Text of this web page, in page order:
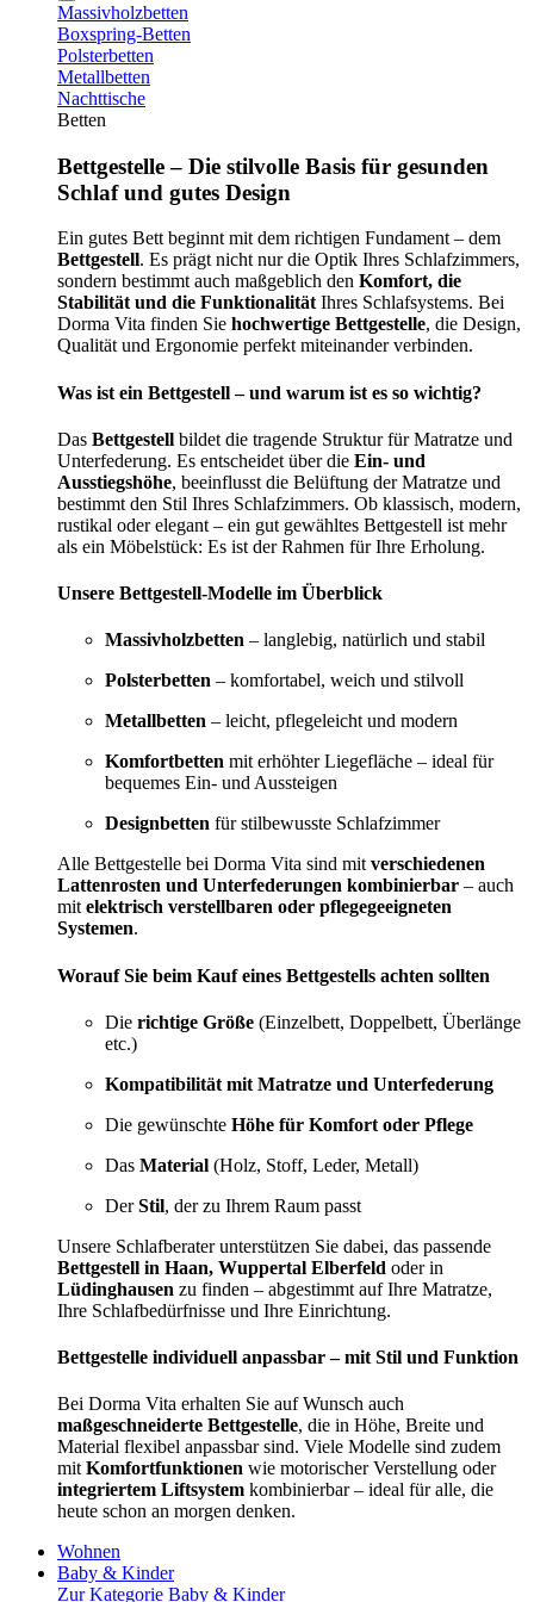
Massivholzbetten
Boxspring-Betten
Polsterbetten
Metallbetten
Nachttische
Betten
Bettgestelle – Die stilvolle Basis für gesunden
Schlaf und gutes Design
Ein gutes Bett beginnt mit dem richtigen Fundament – dem
Bettgestell. Es prägt nicht nur die Optik Ihres Schlafzimmers,
sondern bestimmt auch maßgeblich den Komfort, die
Stabilität und die Funktionalität Ihres Schlafsystems. Bei
Dorma Vita finden Sie hochwertige Bettgestelle, die Design,
Qualität und Ergonomie perfekt miteinander verbinden.
Was ist ein Bettgestell – und warum ist es so wichtig?
Das Bettgestell bildet die tragende Struktur für Matratze und
Unterfederung. Es entscheidet über die Ein- und
Ausstiegshöhe, beeinflusst die Belüftung der Matratze und
bestimmt den Stil Ihres Schlafzimmers. Ob klassisch, modern,
rustikal oder elegant – ein gut gewähltes Bettgestell ist mehr
als ein Möbelstück: Es ist der Rahmen für Ihre Erholung.
Unsere Bettgestell-Modelle im Überblick
Massivholzbetten – langlebig, natürlich und stabil
Polsterbetten – komfortabel, weich und stilvoll
Metallbetten – leicht, pflegeleicht und modern
Komfortbetten mit erhöhter Liegefläche – ideal für
bequemes Ein- und Aussteigen
Designbetten für stilbewusste Schlafzimmer
Alle Bettgestelle bei Dorma Vita sind mit verschiedenen
Lattenrosten und Unterfederungen kombinierbar – auch
mit elektrisch verstellbaren oder pflegegeeigneten
Systemen.
Worauf Sie beim Kauf eines Bettgestells achten sollten
Die richtige Größe (Einzelbett, Doppelbett, Überlänge
etc.)
Kompatibilität mit Matratze und Unterfederung
Die gewünschte Höhe für Komfort oder Pflege
Das Material (Holz, Stoff, Leder, Metall)
DerStil, der zu Ihrem Raum passt
Unsere Schlafberater unterstützen Sie dabei, das passende
Bettgestell in Haan, Wuppertal Elberfeld oder in
Lüdinghausen zu finden – abgestimmt auf Ihre Matratze,
Ihre Schlafbedürfnisse und Ihre Einrichtung.
Bettgestelle individuell anpassbar – mit Stil und Funktion
Bei Dorma Vita erhalten Sie auf Wunsch auch
maßgeschneiderte Bettgestelle, die in Höhe, Breite und
Material flexibel anpassbar sind. Viele Modelle sind zudem
mit Komfortfunktionen wie motorischer Verstellung oder
integriertem Liftsystem kombinierbar – ideal für alle, die
heute schon an morgen denken.
Wohnen
Baby & Kinder
Zur Kategorie Baby & Kinder